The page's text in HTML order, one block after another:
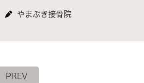
やまぶき接骨院
PREV